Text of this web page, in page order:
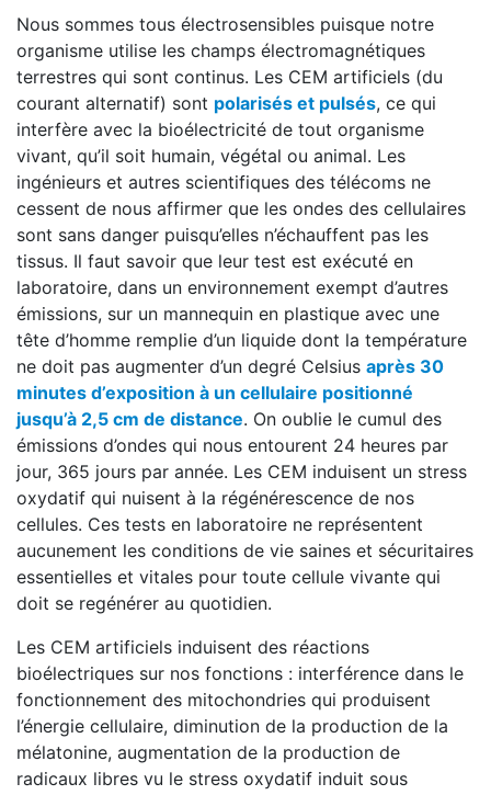
Nous sommes tous électrosensibles puisque notre
organisme utilise les champs électromagnétiques
terrestres qui sont continus. Les CEM artificiels (du
courant alternatif) sont polarisés et pulsés, ce qui
interfère avec la bioélectricité de tout organisme
vivant, qu’il soit humain, végétal ou animal. Les
ingénieurs et autres scientifiques des télécoms ne
cessent de nous affirmer que les ondes des cellulaires
sont sans danger puisqu’elles n’échauffent pas les
tissus. Il faut savoir que leur test est exécuté en
laboratoire, dans un environnement exempt d’autres
émissions, sur un mannequin en plastique avec une
tête d’homme remplie d’un liquide dont la température
ne doit pas augmenter d’un degré Celsius après 30
minutes d’exposition à un cellulaire positionné
jusqu’à 2,5 cm de distance. On oublie le cumul des
émissions d’ondes qui nous entourent 24 heures par
jour, 365 jours par année. Les CEM induisent un stress
oxydatif qui nuisent à la régénérescence de nos
cellules. Ces tests en laboratoire ne représentent
aucunement les conditions de vie saines et sécuritaires
essentielles et vitales pour toute cellule vivante qui
doit se regénérer au quotidien.
Les CEM artificiels induisent des réactions
bioélectriques sur nos fonctions : interférence dans le
fonctionnement des mitochondries qui produisent
l’énergie cellulaire, diminution de la production de la
mélatonine, augmentation de la production de
radicaux libres vu le stress oxydatif induit sous